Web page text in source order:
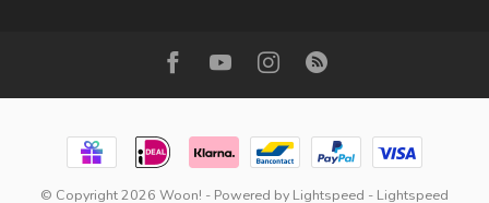
© Copyright 2026 Woon! - Powered by Lightspeed - Lightspeed